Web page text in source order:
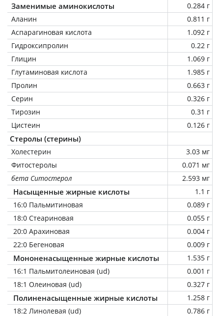
Заменимые аминокислоты
0.284 г
Аланин
0.811 г
Аспарагиновая кислота
1.092 г
Гидроксипролин
0.22 г
Глицин
1.069 г
Глутаминовая кислота
1.985 г
Пролин
0.663 г
Серин
0.326 г
Тирозин
0.31 г
Цистеин
0.126 г
Стеролы (стерины)
Холестерин
3.03 мг
Фитостеролы
0.071 мг
бета Ситостерол
2.593 мг
Насыщенные жирные кислоты
1.1 г
16:0 Пальмитиновая
0.089 г
18:0 Стеариновая
0.055 г
20:0 Арахиновая
0.004 г
22:0 Бегеновая
0.009 г
Мононенасыщенные жирные кислоты
1.535 г
16:1 Пальмитолеиновая (ud)
0.001 г
18:1 Олеиновая (ud)
0.327 г
Полиненасыщенные жирные кислоты
1.258 г
18:2 Линолевая (ud)
0.786 г